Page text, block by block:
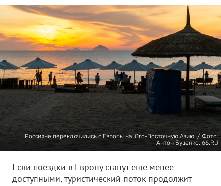
Россияне переключились с Европы на Юго-Восточную Азию. / Фото:
Антон Буценко, 66.RU
Если поездки в Европу станут еще менее
доступными, туристический поток продолжит